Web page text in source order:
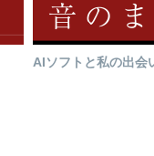
AIソフトと私の出会